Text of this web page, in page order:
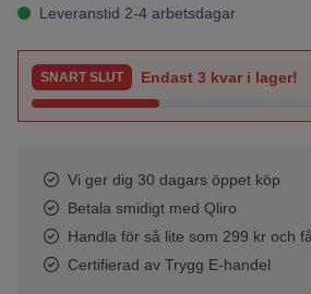
Leveranstid 2-4 arbetsdagar
SNART SLUT Endast 3 kvar i lager!
Vi ger dig 30 dagars öppet köp
Betala smidigt med Qliro
Handla för så lite som 299 kr och
Certifierad av Trygg E-handel